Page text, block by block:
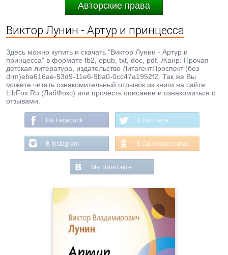
Авторские права
Виктор Лунин - Артур и принцесса
Здесь можно купить и скачать "Виктор Лунин - Артур и
принцесса" в формате fb2, epub, txt, doc, pdf. Жанр: Прочая
детская литература, издательство ЛитагентПроспект (без
drm)eba616ae-53d9-11e6-9ba0-0cc47a1952f2. Так же Вы
можете читать ознакомительный отрывок из книги на сайте
LibFox.Ru (ЛибФокс) или прочесть описание и ознакомиться с
отзывами.
На Facebook В Твиттере
В Instagram В Одноклассниках
Мы Вконтакте